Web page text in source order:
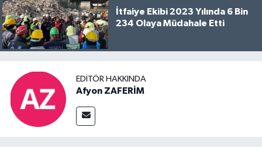
İtfaiye Ekibi 2023 Yılında 6 Bin
234 Olaya Müdahale Etti
EDITÖR HAKKINDA
Afyon ZAFERİM